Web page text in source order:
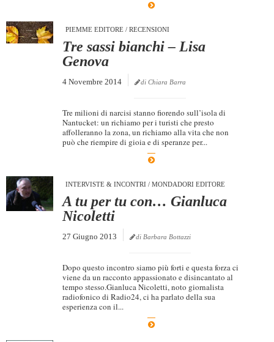
PIEMME EDITORE/ RECENSIONI
Tre sassi bianchi – Lisa
Genova
4 Novembre 2014 di Chiara Barra
Tre milioni di narcisi stanno fiorendo sull’isola di
Nantucket: un richiamo per i turisti che presto
affolleranno la zona, un richiamo alla vita che non
può che riempire di gioia e di speranze per...
INTERVISTE & INCONTRI / MONDADORI EDITORE
A tu per tu con… Gianluca
Nicoletti
27 Giugno 2013 di Barbara Bottazzi
Dopo questo incontro siamo più forti e questa forza ci
viene da un racconto appassionato e disincantato al
tempo stesso.Gianluca Nicoletti, noto giornalista
radiofonico di Radio24, ci ha parlato della sua
esperienza con il...